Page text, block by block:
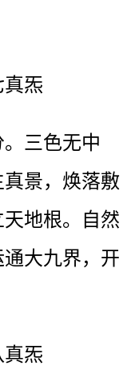
炁
三色无中
景，焕落敷
地根。自然
大九界，开
炁